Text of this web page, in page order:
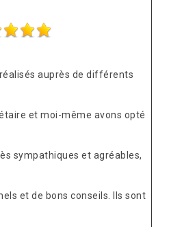
auprès de différents
et moi-même avons opté
sympathiques et agréables,
et de bons conseils. Ils sont